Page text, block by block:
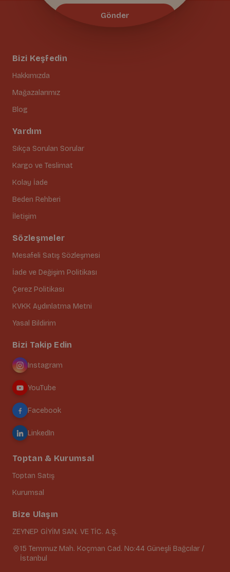
Bizi Keşfedin
Hakkımızda
Mağazalarımız
Blog
Yardım
Sıkça Sorulan Sorular
Kargo ve Teslimat
Kolay İade
Beden Rehberi
İletişim
Sözleşmeler
Mesafeli Satış Sözleşmesi
İade ve Değişim Politikası
Çerez Politikası
KVKK Aydınlatma Metni
Yasal Bildirim
Gönder
Bizi Takip Edin
Instagram
YouTube
Facebook
LinkedIn
Toptan & Kurumsal
Toptan Satış
Kurumsal
Bize Ulaşın
ZEYNEP GİYİM SAN. VE TİC. A.Ş.
15 Temmuz Mah. Koçman Cad. No:44 Güneşli Bağcılar /
İstanbul